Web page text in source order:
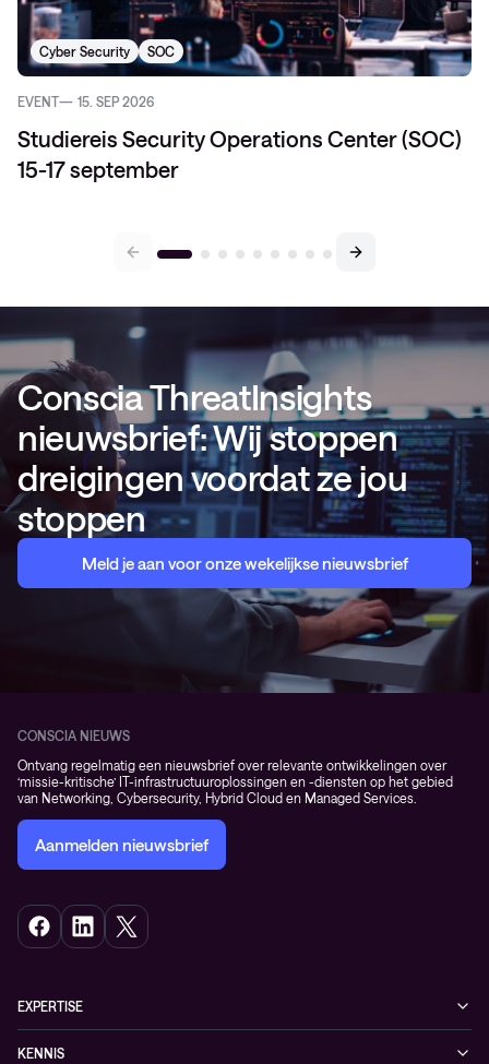
Cyber Security SOC
EVENT 15. SEP 2026
Studiereis Security Operations Center (SOC)
15-17 september
Conscia ThreatInsights
nieuwsbrief: Wij stoppen
dreigingen voordat ze jou
stoppen
Meld je aan voor onze wekelijkse nieuwsbrief
CONSCIA NIEUWS
Ontvang regelmatig een nieuwsbrief over relevante ontwikkelingen over
‘missie-kritische’ IT-infrastructuuroplossingen en -diensten op het gebied
van Networking, Cybersecurity, Hybrid Cloud en Managed Services.
Aanmelden nieuwsbrief
EXPERTISE
KENNIS